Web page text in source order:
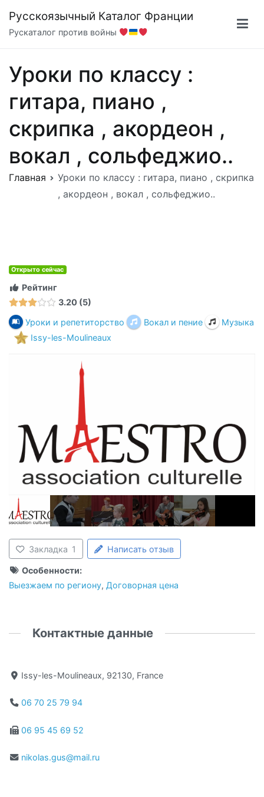
содержимому
Русскоязычный Каталог Франции
Рускаталог против войны
Уроки по классу :
гитара, пиано ,
скрипка , акордеон ,
вокал , сольфеджио..
Главная
Уроки по классу : гитара, пиано , скрипка
, акордеон , вокал , сольфеджио..
Открыто сейчас
Рейтинг
3.20
5
Уроки и репетиторство
Вокал и пение
Музыка
Issy-les-Moulineaux
Закладка 1 Написать отзыв
Особенности:
Выезжаем по региону, Договорная цена
Контактные данные
Issy-les-Moulineaux, 92130, France
06 70 25 79 94
06 95 45 69 52
nikolas.gus@mail.ru